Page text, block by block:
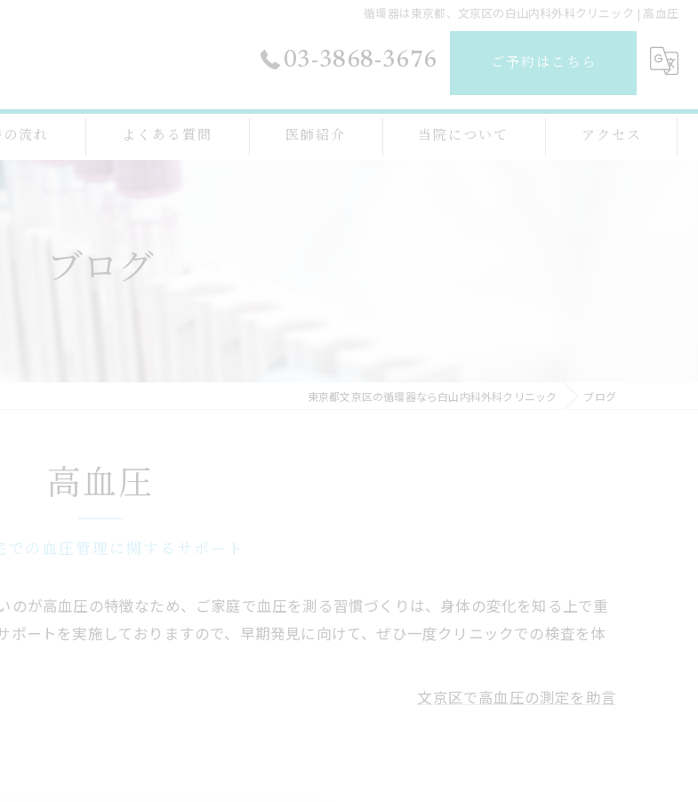
循環器は東京都、文京区の白山内科外科クリニック | 高血圧
03-3868-3676 ご予約はこちら
流れ よくある質問 医師紹介 当院について アクセス
ブログ
東京都文京区の循環器なら白山内科外科クリニック ブログ
高血圧
での血圧管理に関するサポート
が高血圧の特徴なため、ご家庭で血圧を測る習慣づくりは、身体の変化を知る上で重
ートを実施しておりますので、早期発見に向けて、ぜひ一度クリニックでの検査を体
文京区で高血圧の測定を助言